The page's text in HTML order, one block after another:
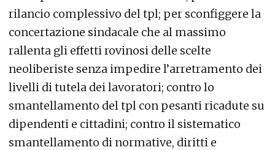
rilancio complessivo del tpl; per sconfiggere la
concertazione sindacale che al massimo
rallenta gli effetti rovinosi delle scelte
neoliberiste senza impedire l’arretramento dei
livelli di tutela dei lavoratori; contro lo
smantellamento del tpl con pesanti ricadute su
dipendenti e cittadini; contro il sistematico
smantellamento di normative, diritti e